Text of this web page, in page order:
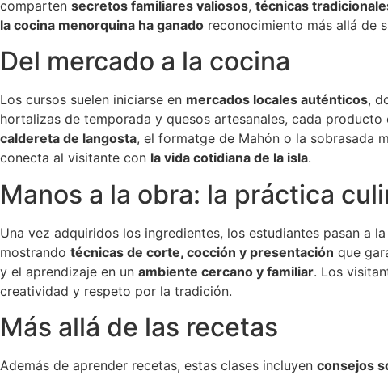
comparten secretos familiares valiosos, técnicas
la cocina menorquina ha ganado reconocimiento más allá de
Del mercado a la cocina
Los cursos suelen iniciarse en mercados locales auténticos,
hortalizas de temporada y quesos artesanales, cada producto
caldereta de langosta, el formatge de Mahón o la sobrasada
conecta al visitante con la vida cotidiana de la isla.
Manos a la obra: la práctica
Una vez adquiridos los ingredientes, los estudiantes pasan a
mostrando técnicas de corte, cocción y presentación que
y el aprendizaje en un ambiente cercano y familiar. Los
creatividad y respeto por la tradición.
Más allá de las recetas
Además de aprender recetas, estas clases incluyen consejos